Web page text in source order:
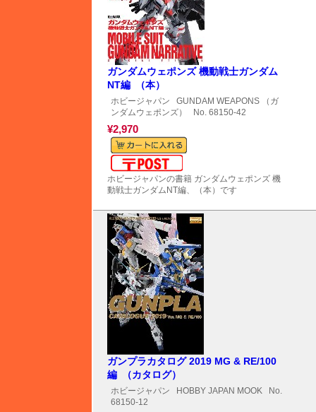
ガンダムウェポンズ 機動戦士ガンダム
NT編 （本）
ホビージャパン
GUNDAM WEAPONS （ガ
ンダムウェポンズ）
No. 68150-42
¥2,970
ホビージャパンの書籍 ガンダムウェポンズ 機
動戦士ガンダムNT編、（本）です
ガンプラカタログ 2019 MG & RE/100
編 （カタログ）
ホビージャパン HOBBY JAPAN MOOK No.
68150-12